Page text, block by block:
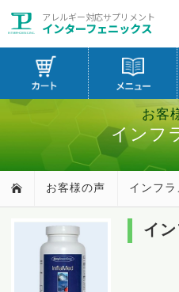
アレルギー対応サプリメント
インターフェニックス
お客
インフ
お客様の声 インフラ
イ